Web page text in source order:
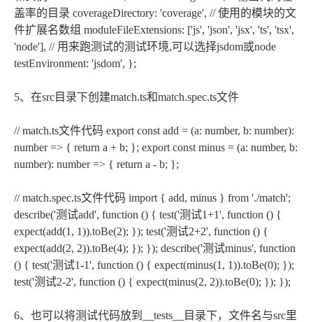
盖率的目录 coverageDirectory: 'coverage', // 使用的模块的文
件扩展名数组 moduleFileExtensions: ['js', 'json', 'jsx', 'ts', 'tsx',
'node'], // 用来跑测试的测试环境,可以选择jsdom或node
testEnvironment: 'jsdom', };
5、在src目录下创建match.ts和match.spec.ts文件
// match.ts文件代码 export const add = (a: number, b: number):
number => { return a + b; }; export const minus = (a: number, b:
number): number => { return a - b; };
// match.spec.ts文件代码 import { add, minus } from './match';
describe('测试add', function () { test('测试1+1', function () {
expect(add(1, 1)).toBe(2); }); test('测试2+2', function () {
expect(add(2, 2)).toBe(4); }); }); describe('测试minus', function
() { test('测试1-1', function () { expect(minus(1, 1)).toBe(0); });
test('测试2-2', function () { expect(minus(2, 2)).toBe(0); }); });
6、也可以将测试代码放到__tests__目录下，文件名与src里